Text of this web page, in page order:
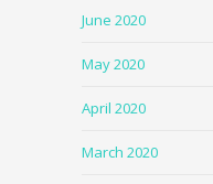
June 2020
May 2020
April 2020
March 2020